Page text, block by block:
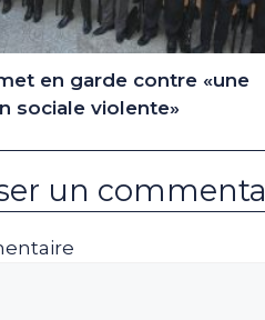
en garde contre «une
sociale violente»
un